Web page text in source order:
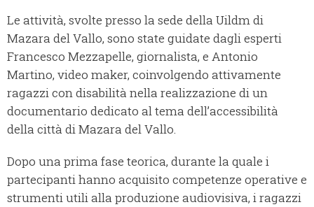
Le attività, svolte presso la sede della Uildm di
Mazara del Vallo, sono state guidate dagli esperti
Francesco Mezzapelle, giornalista, e Antonio
Martino, video maker, coinvolgendo attivamente
ragazzi con disabilità nella realizzazione di un
documentario dedicato al tema dell’accessibilità
della città di Mazara del Vallo.
Dopo una prima fase teorica, durante la quale i
partecipanti hanno acquisito competenze operative e
strumenti utili alla produzione audiovisiva, i ragazzi